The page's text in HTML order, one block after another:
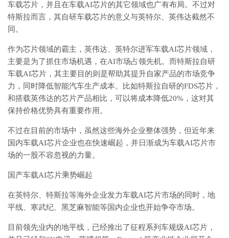
车载芯片，并且在车载AI芯片的其它领域也广有布局。不过对
特斯拉而言，其自研车载芯片的意义与英特尔、英伟达截然不
同。
作为芯片领域的霸主，英伟达、英特尔进军车载AI芯片领域，
主要是为了抓住市场机遇，在AI市场占领先机。而特斯拉自研
车载AI芯片，其主要目的则是帮助其提升自家产品的市场竞争
力，同时降低智能汽车生产成本。比如特斯拉自研的FDS芯片，
和搭载英伟达的芯片产品相比，可以将成本降低20%，这对其
保持价格优势具有重要作用。
不过在目前的市场中，虽然这些海外企业整体强势，但近年来
国内车载AI芯片企业也在快速崛起，并日渐成为车载AI芯片市
场的一股不容忽视的力量。
国产车载AI芯片乘势崛起
在英特尔、特斯拉等海外企业发力车载AI芯片市场的同时，地
平线、寒武纪、黑芝麻智能等国内企业也开始争夺市场。
目前领先业内的地平线，已经推出了征程系列车规级AI芯片，